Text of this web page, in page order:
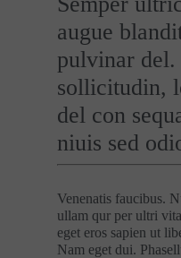
augue
pulvinar del.
sollicitudin,
del con
niuis sed
Venenatis faucibus.
ullam qur per ultri
eget eros sapien ut
Nam eget dui.